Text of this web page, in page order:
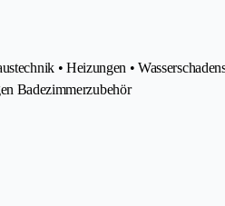
• Heizungen •
Badezimmerzubehör